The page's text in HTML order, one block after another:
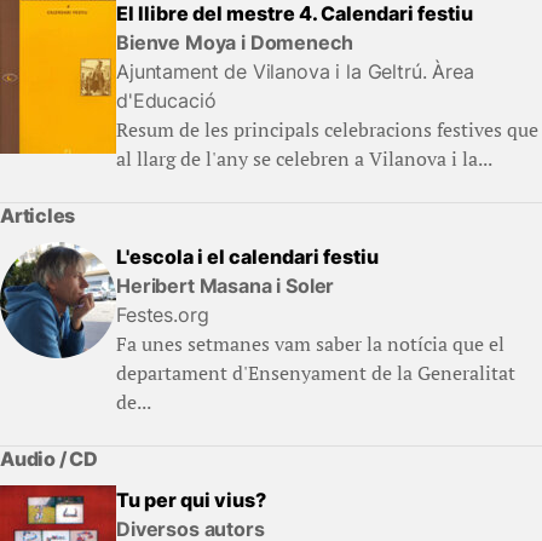
El llibre del mestre 4. Calendari festiu
Bienve Moya i Domenech
Ajuntament de Vilanova i la Geltrú. Àrea
d'Educació
Resum de les principals celebracions festives que
al llarg de l'any se celebren a Vilanova i la...
Articles
L'escola i el calendari festiu
Heribert Masana i Soler
Festes.org
Fa unes setmanes vam saber la notícia que el
departament d'Ensenyament de la Generalitat
de...
Audio / CD
Tu per qui vius?
Diversos autors